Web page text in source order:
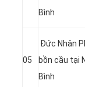
Bình
05
Đức Nhân
bồn cầu tại
Bình